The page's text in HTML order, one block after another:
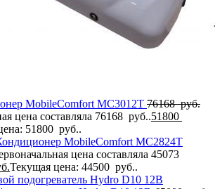
MobileComfort MC3012T 76168руб.
цена составляла 76168 руб..51800
51800 руб..
MobileComfort MC2824T
цена составляла 45073
Текущая цена: 44500 руб..